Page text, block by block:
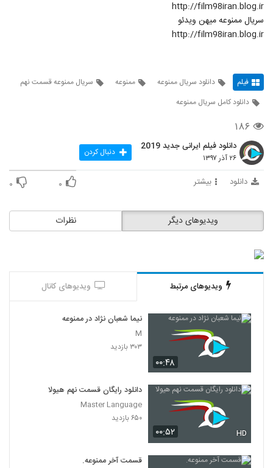
http://film98iran.blog.ir
سریال ممنوعه میهن ویدئو
http://film98iran.blog.ir
فیلم دانلود سریال ممنوعه ممنوعه
سریال ممنوعه قسمت نهم
دانلود کامل سریال ممنوعه
۱۸۶
دانلود فیلم ایرانی جدید 2019
۲۶ آذر ۱۳۹۷ دنبال کردن
دانلود بیشتر ۰ ۰
نظرات ویدیوهای دیگر
ویدیوهای مرتبط ویدیوهای کانال
۰۰:۴۸
نیما شعبان نژاد در ممنوعه
M
۳۰۳ بازدید
۰۰:۵۲ HD
دانلود رایگان قسمت نهم هیولا
Master Language
۶۵۰ بازدید
قسمت آخر ممنوعه.